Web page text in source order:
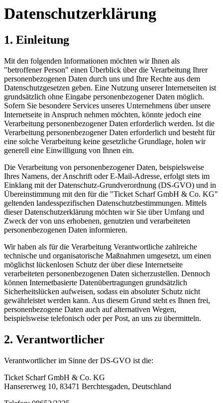
Datenschutzerklärung
1. Einleitung
Mit den folgenden Informationen möchten wir Ihnen als
"betroffener Person" einen Überblick über die Verarbeitung Ihrer
personenbezogenen Daten durch uns und Ihre Rechte aus dem
Datenschutzgesetzen geben. Eine Nutzung unserer Internetseiten ist
grundsätzlich ohne Eingabe personenbezogener Daten möglich.
Sofern Sie besondere Services unseres Unternehmens über unsere
Internetseite in Anspruch nehmen möchten, könnte jedoch eine
Verarbeitung personenbezogener Daten erforderlich werden. Ist die
Verarbeitung personenbezogener Daten erforderlich und besteht für
eine solche Verarbeitung keine gesetzliche Grundlage, holen wir
generell eine Einwilligung von Ihnen ein.
Die Verarbeitung von personenbezogener Daten, beispielsweise
Ihres Namens, der Anschrift oder E-Mail-Adresse, erfolgt stets im
Einklang mit der Datenschutz-Grundverordnung (DS-GVO) und in
Übereinstimmung mit den für die "Ticket Scharf GmbH & Co. KG"
geltenden landesspezifischen Datenschutzbestimmungen. Mittels
dieser Datenschutzerklärung möchten wir Sie über Umfang und
Zweck der von uns erhobenen, genutzten und verarbeiteten
personenbezogenen Daten informieren.
Wir haben als für die Verarbeitung Verantwortliche zahlreiche
technische und organisatorische Maßnahmen umgesetzt, um einen
möglichst lückenlosen Schutz der über diese Internetseite
verarbeiteten personenbezogenen Daten sicherzustellen. Dennoch
können Internetbasierte Datenübertragungen grundsätzlich
Sicherheitslücken aufweisen, sodass ein absoluter Schutz nicht
gewährleistet werden kann. Aus diesem Grund steht es Ihnen frei,
personenbezogene Daten auch auf alternativen Wegen,
beispielsweise telefonisch oder per Post, an uns zu übermitteln.
2. Verantwortlicher
Verantwortlicher im Sinne der DS-GVO ist die:
Ticket Scharf GmbH & Co. KG
Hansererweg 10, 83471 Berchtesgaden, Deutschland